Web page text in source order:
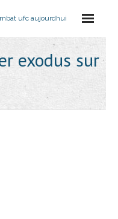
ufc aujourdhui
exodus sur